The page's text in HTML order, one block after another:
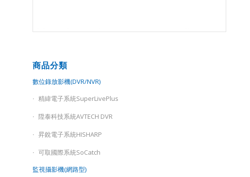
商品分類
數位錄放影機(DVR/NVR)
精緯電子系統SuperLivePlus
陞泰科技系統AVTECH DVR
昇銳電子系統HISHARP
可取國際系統SoCatch
監視攝影機(網路型)